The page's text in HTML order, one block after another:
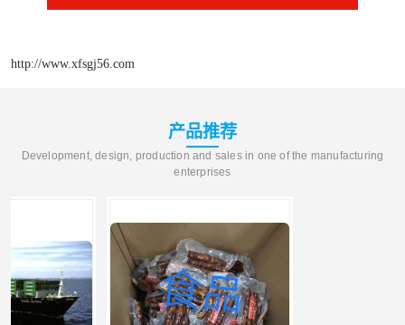
http://www.xfsgj56.com
产品推荐
Development, design, production and sales in one of the manufacturing
enterprises